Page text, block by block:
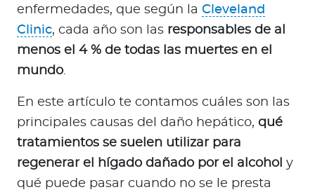
Ingresar a Mi Bupa
enfermedades, que según la Cleveland
Clinic, cada año son las responsables de al
menos el 4 % de todas las muertes en el
mundo.
En este artículo te contamos cuáles son las
principales causas del daño hepático, qué
tratamientos se suelen utilizar para
regenerar el hígado dañado por el alcohol y
qué puede pasar cuando no se le presta